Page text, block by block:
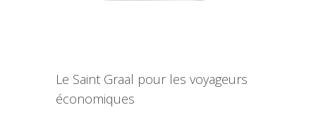
Le Saint Graal pour les voyageurs
économiques